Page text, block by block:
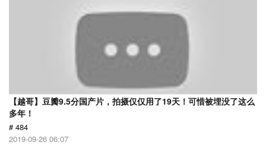
【越哥】豆瓣9.5分国产片，拍摄仅仅用了19天！可惜被埋没了这么
多年！
# 484
2019-09-26 06:07